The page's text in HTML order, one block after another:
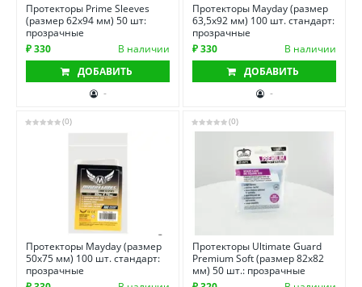
Протекторы Prime Sleeves
(размер 62х94 мм) 50 шт:
прозрачные
₽ 330
В наличии
ДОБАВИТЬ
-
Протекторы Mayday (размер
63,5х92 мм) 100 шт. стандарт:
прозрачные
₽ 330
В наличии
ДОБАВИТЬ
-
(0)
Протекторы Mayday (размер
50х75 мм) 100 шт. стандарт:
прозрачные
(0)
Протекторы Ultimate Guard
Premium Soft (размер 82х82
мм) 50 шт.: прозрачные